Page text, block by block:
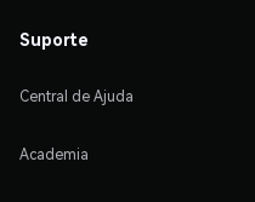
Suporte
Central de Ajuda
Academia